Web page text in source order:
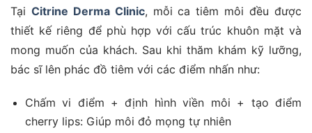
Tại Citrine Derma Clinic, mỗi ca tiêm môi đều được
thiết kế riêng để phù hợp với cấu trúc khuôn mặt và
mong muốn của khách. Sau khi thăm khám kỹ lưỡng,
bác sĩ lên phác đồ tiêm với các điểm nhấn như:
Chấm vi điểm + định hình viền môi + tạo điểm
cherry lips: Giúp môi đỏ mọng tự nhiên